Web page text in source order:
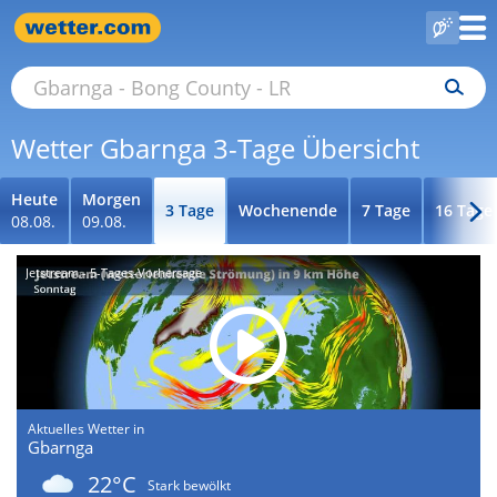
Wetter Gbarnga 3-Tage Übersicht
Heute
08.08.
Morgen
09.08.
3 Tage Wochenende 7 Tage 16 Tage
Jetstream - 5-Tages-Vorhersage
Aktuelles Wetter in
Gbarnga
22°C
Stark bewölkt